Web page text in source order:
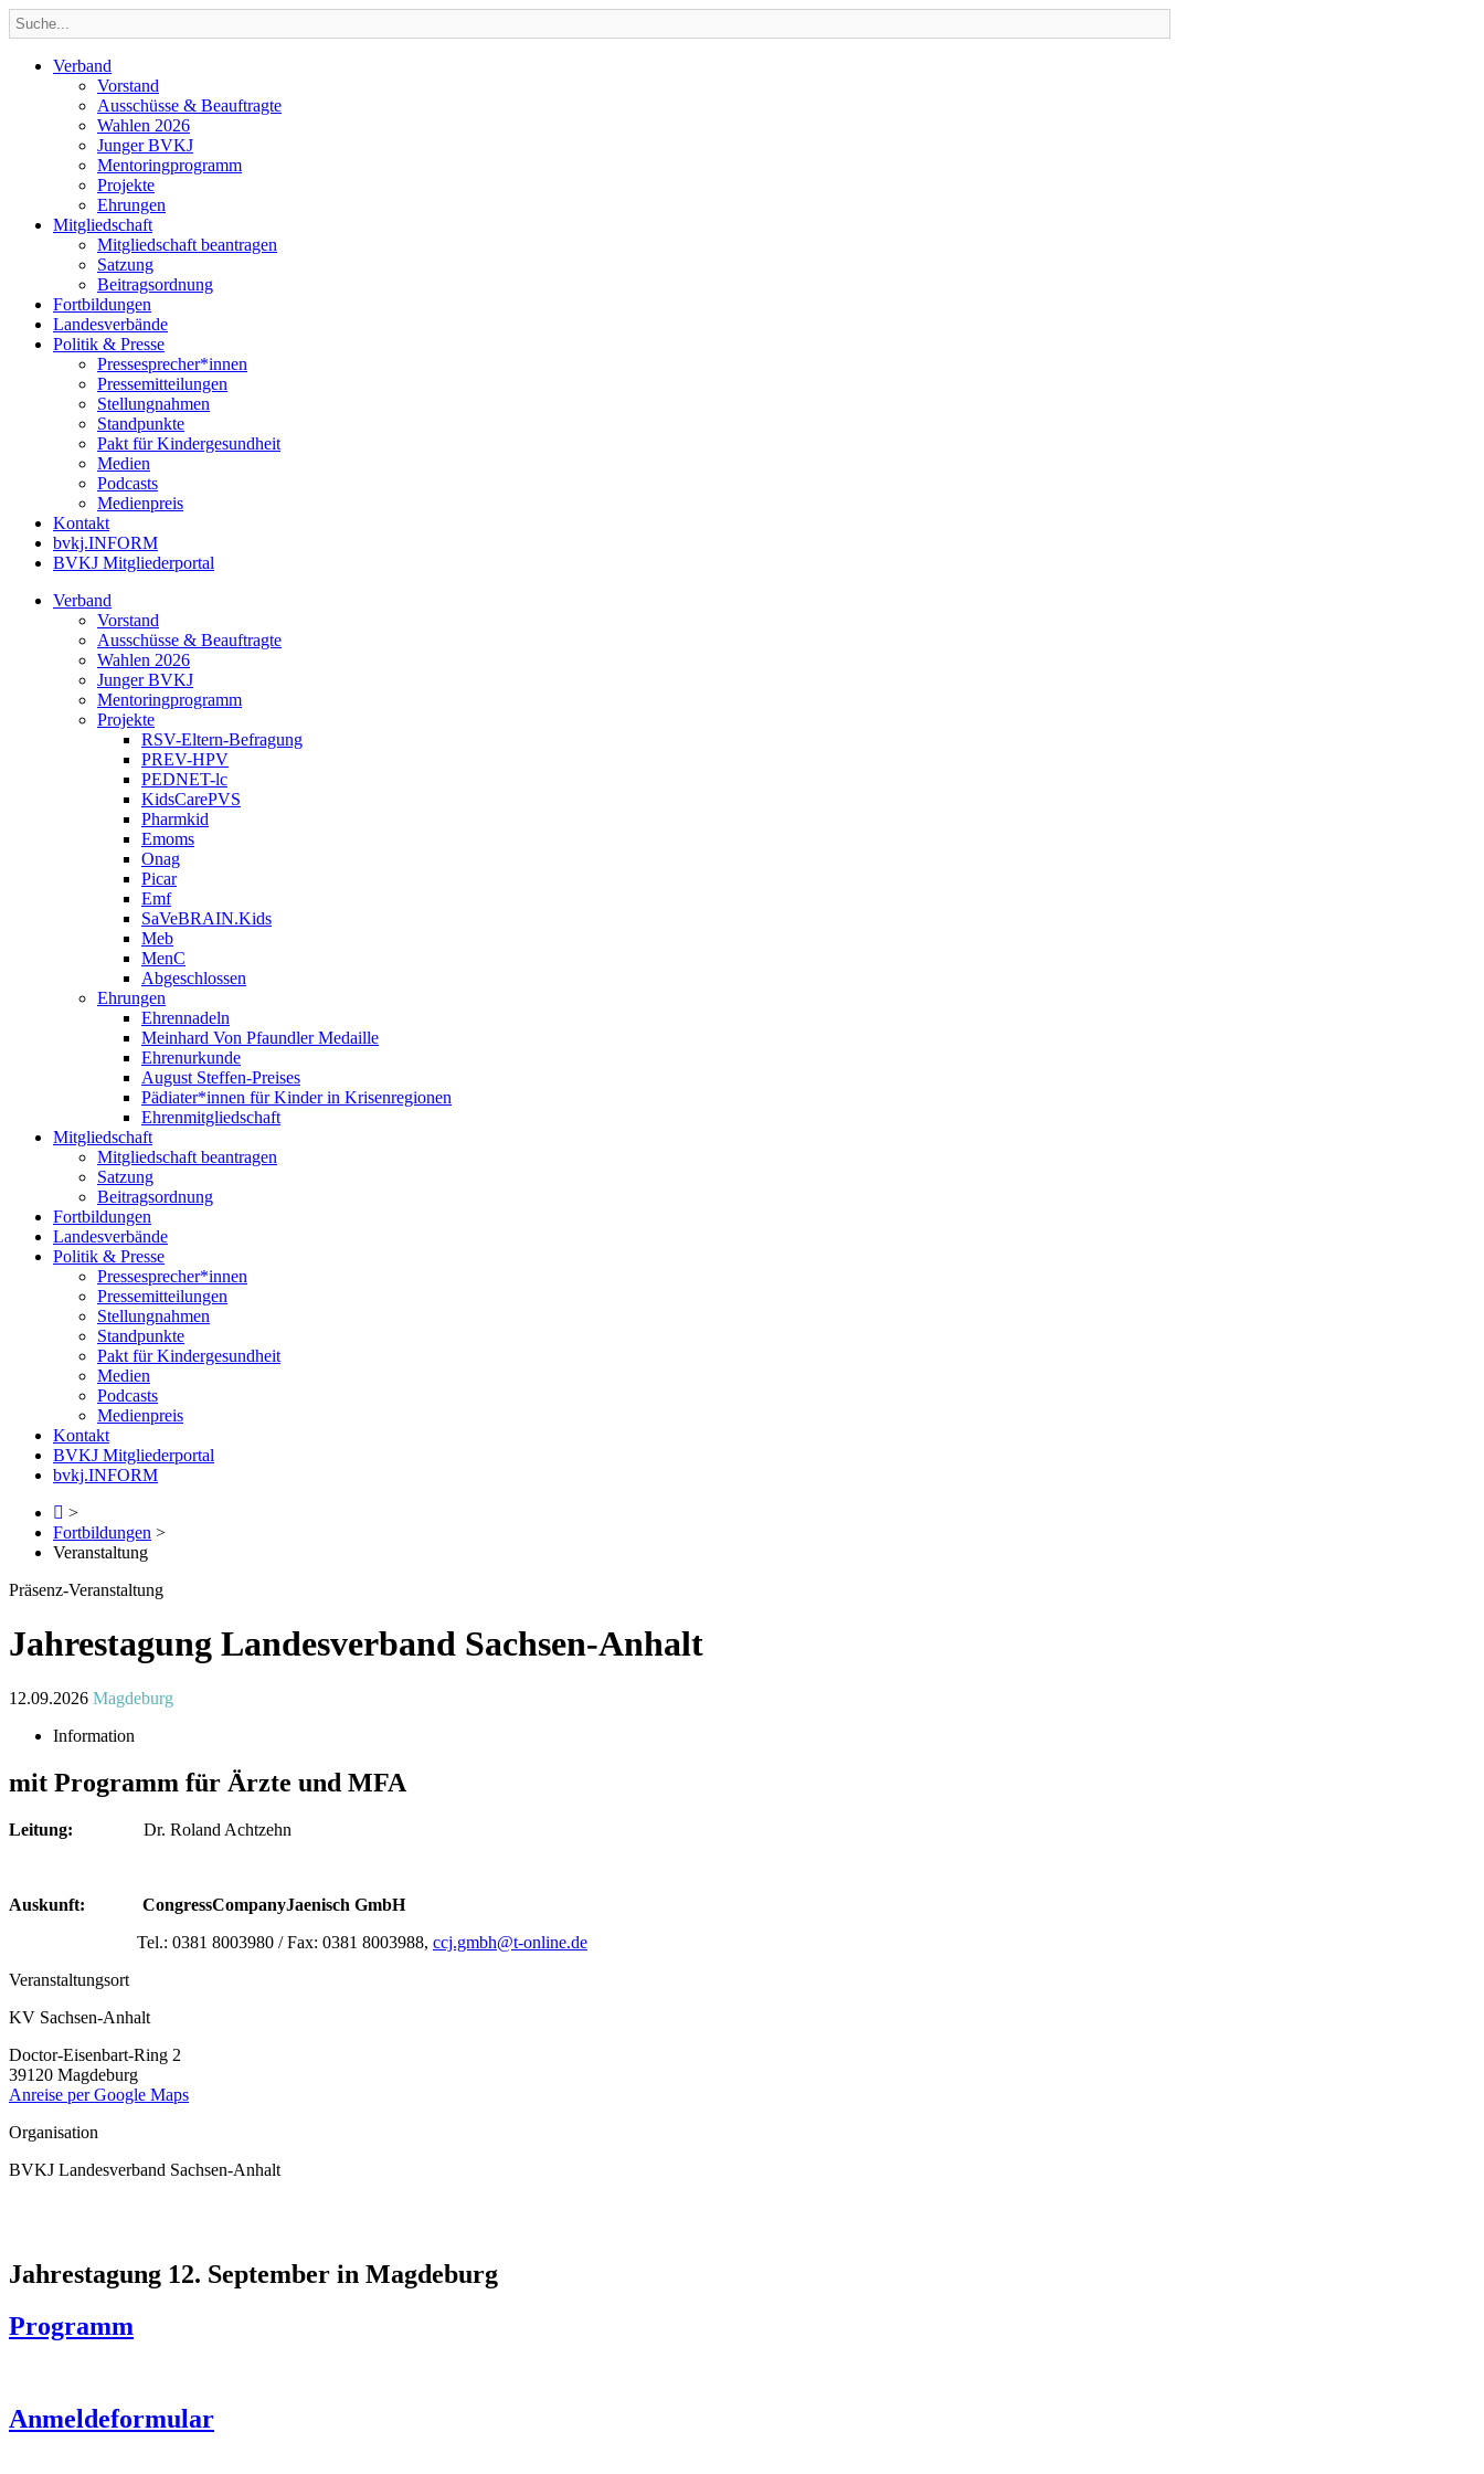
Verband
Vorstand
Ausschüsse & Beauftragte
Wahlen 2026
Junger BVKJ
Mentoringprogramm
Projekte
Ehrungen
Mitgliedschaft
Mitgliedschaft beantragen
Satzung
Beitragsordnung
Fortbildungen
Landesverbände
Politik & Presse
Pressesprecher*innen
Pressemitteilungen
Stellungnahmen
Standpunkte
Pakt für Kindergesundheit
Medien
Podcasts
Medienpreis
Kontakt
bvkj.INFORM
BVKJ Mitgliederportal
Verband
Vorstand
Ausschüsse & Beauftragte
Wahlen 2026
Junger BVKJ
Mentoringprogramm
Projekte
RSV-Eltern-Befragung
PREV-HPV
PEDNET-lc
KidsCarePVS
Pharmkid
Emoms
Onag
Picar
Emf
SaVeBRAIN.Kids
Meb
MenC
Abgeschlossen
Ehrungen
Ehrennadeln
Meinhard Von Pfaundler Medaille
Ehrenurkunde
August Steffen-Preises
Pädiater*innen für Kinder in Krisenregionen
Ehrenmitgliedschaft
Mitgliedschaft
Mitgliedschaft beantragen
Satzung
Beitragsordnung
Fortbildungen
Landesverbände
Politik & Presse
Pressesprecher*innen
Pressemitteilungen
Stellungnahmen
Standpunkte
Pakt für Kindergesundheit
Medien
Podcasts
Medienpreis
Kontakt
BVKJ Mitgliederportal
bvkj.INFORM
>
Fortbildungen >
Veranstaltung
Präsenz-Veranstaltung
Jahrestagung Landesverband Sachsen-Anhalt
12.09.2026 Magdeburg
Information
mit Programm für Ärzte und MFA
Leitung: Dr. Roland Achtzehn
Auskunft: CongressCompanyJaenisch GmbH
Tel.: 0381 8003980 / Fax: 0381 8003988, ccj.gmbh@t-online.de
Veranstaltungsort
KV Sachsen-Anhalt
Doctor-Eisenbart-Ring 2
39120 Magdeburg
Anreise per Google Maps
Organisation
BVKJ Landesverband Sachsen-Anhalt
Jahrestagung 12. September in Magdeburg
Programm
Anmeldeformular